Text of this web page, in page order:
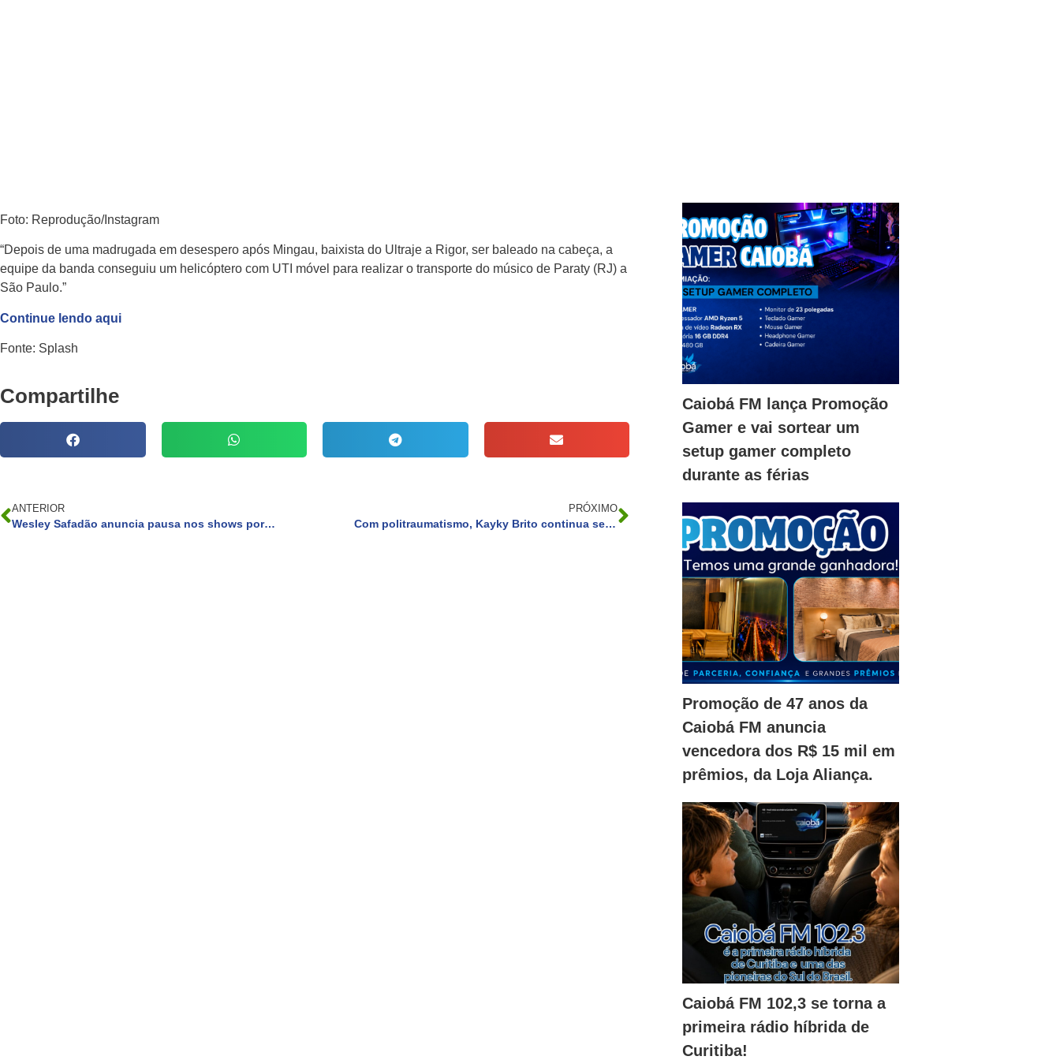
Foto: Reprodução/Instagram
“Depois de uma madrugada em desespero após Mingau, baixista do Ultraje a Rigor, ser baleado na cabeça, a
equipe da banda conseguiu um helicóptero com UTI móvel para realizar o transporte do músico de Paraty (RJ) a
São Paulo.”
Continue lendo aqui
Fonte: Splash
Compartilhe
ANTERIOR
Wesley Safadão anuncia pausa nos shows por tempo indeterminado
PRÓXIMO
Com politraumatismo, Kayky Brito continua sedado e intubado, diz boletim
Caiobá FM lança Promoção
Gamer e vai sortear um
setup gamer completo
durante as férias
Promoção de 47 anos da
Caiobá FM anuncia
vencedora dos R$ 15 mil em
prêmios, da Loja Aliança.
Caiobá FM 102,3 se torna a
primeira rádio híbrida de
Curitiba!